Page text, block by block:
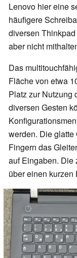
Lenovo hier eine
häufigere
diversen
aber nicht
Das
Fläche von etwa
Platz zur Nutzung
diversen Gesten
werden. Die glatte
Fingern das
auf Eingaben. Die
über einen